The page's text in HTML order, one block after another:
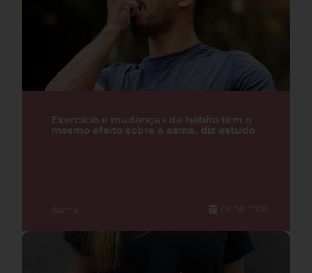
Exercício e mudanças de hábito têm o
mesmo efeito sobre a asma, diz estudo
Asma 06.08.2026